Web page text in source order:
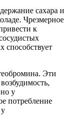
сахара и
Чрезмерное
к
способствует
Эти
у
потребление